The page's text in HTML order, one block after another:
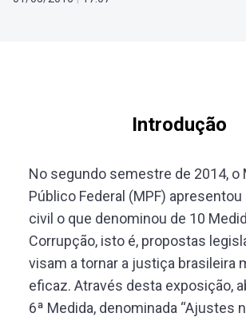
Introdução
No segundo semestre de 2014, o
Público Federal (MPF)
civil o que denominou de 10
Corrupção, isto é, propostas
visam a tornar a justiça brasileira
eficaz. Através desta exposição,
6ª Medida, denominada “Ajustes